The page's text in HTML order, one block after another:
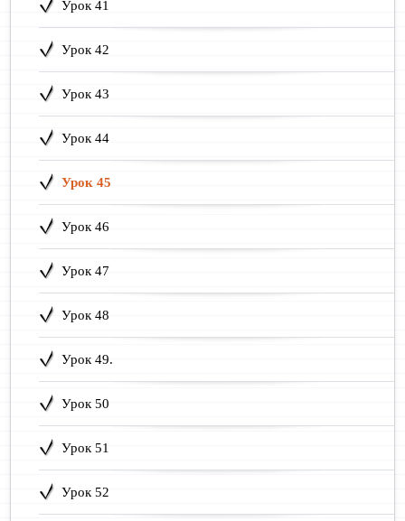
Урок 41
Урок 42
Урок 43
Урок 44
Урок 45
Урок 46
Урок 47
Урок 48
Урок 49.
Урок 50
Урок 51
Урок 52